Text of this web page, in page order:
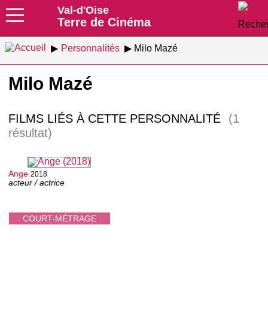
Val-d'Oise
Terre de Cinéma
Personnalités Milo Mazé
Milo Mazé
FILMS LIÉS À CETTE PERSONNALITÉ
(1
résultat)
COURT-MÉTRAGE
Ange 2018
acteur / actrice